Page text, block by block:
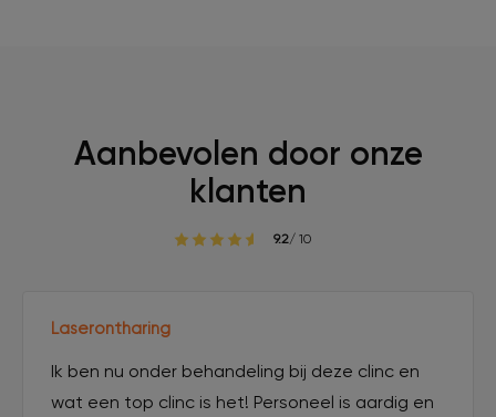
Aanbevolen door onze
klanten
9.2/ 10
Laserontharing
Ik ben nu onder behandeling bij deze clinc en
wat een top clinc is het! Personeel is aardig en